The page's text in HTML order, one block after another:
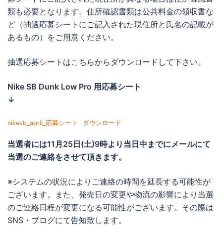
類も必要となります。住所確認書類は公共料金の領収書な
ど（抽選応募シートにご記入された現住所と氏名の記載が
あるもの）をご用意ください。
抽選応募シートはこちらからダウンロードして下さい。
Nike SB Dunk Low Pro 用応募シート
↓
nikesb_april_応募シート ダウンロード
当選者には11月25日(土)9時より当日中までにメールにて
当選のご連絡をさせて頂きます。
※システムの状況によりご連絡の時間を延長する可能性が
ございます。また、発売日の変更や物流の影響により当選
のご連絡日程が変更になる可能性がございます。その際は
SNS・ブログにて告知致します。